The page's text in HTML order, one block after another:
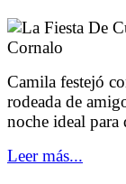
Camila festejó
rodeada de
noche ideal para
Leer más...